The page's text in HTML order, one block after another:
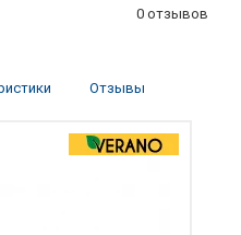
0 отзывов
Отзывы